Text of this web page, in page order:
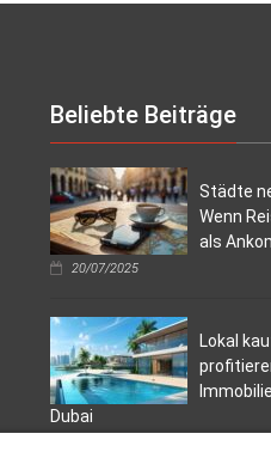
Beliebte Beiträge
Städte
Wenn
als
20/07/2025
Lokal
Dubai